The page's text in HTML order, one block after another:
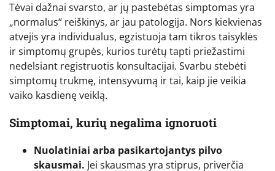
Tėvai dažnai svarsto, ar jų pastebėtas simptomas yra
„normalus“ reiškinys, ar jau patologija. Nors kiekvienas
atvejis yra individualus, egzistuoja tam tikros taisyklės
ir simptomų grupės, kurios turėtų tapti priežastimi
nedelsiant registruotis konsultacijai. Svarbu stebėti
simptomų trukmę, intensyvumą ir tai, kaip jie veikia
vaiko kasdienę veiklą.
Simptomai, kurių negalima ignoruoti
Nuolatiniai arba pasikartojantys pilvo
skausmai. Jei skausmas yra stiprus, priverčia